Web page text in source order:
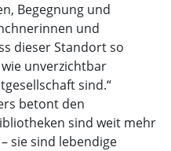
Begegnung und
und
dieser Standort so
unverzichtbar
sind.“
betont den
sind weit mehr
sie sind lebendige